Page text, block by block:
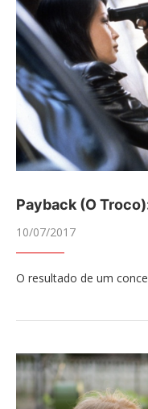
Payback (O
10/07/2017
O resultado de um